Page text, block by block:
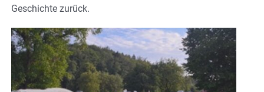
Geschichte zurück.